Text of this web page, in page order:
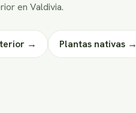
en Valdivia.
→ Plantas nativas →